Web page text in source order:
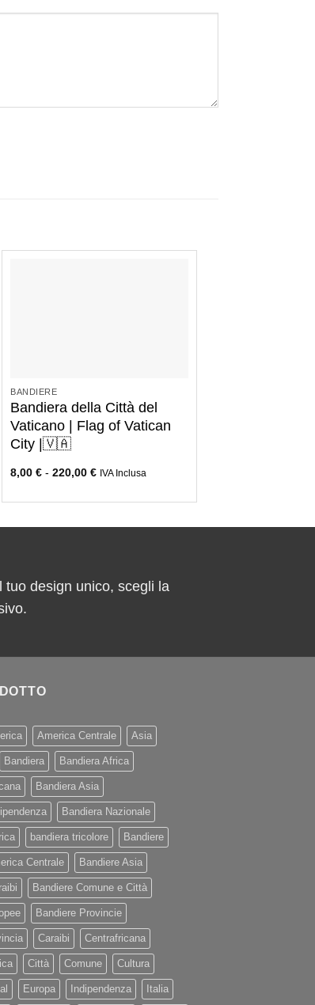
BANDIERE
Bandiera della Città del
Vaticano | Flag of Vatican
City |🇻🇦
8,00€ - 220,00€ IVA Inclusa
tuo design unico, scegli la
America Centrale Asia
Bandiera Bandiera Africa
Bandiera Asia
Bandiera Nazionale
bandiera tricolore Bandiere
Centrale Bandiere Asia
Bandiere Comune e Città
Bandiere Provincie
Caraibi Centrafricana
Città Comune Cultura
Europa Indipendenza Italia